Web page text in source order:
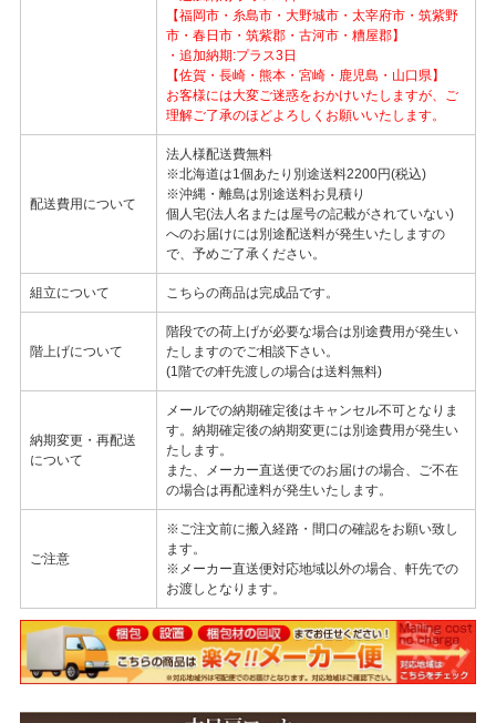
【福岡市・糸島市・大野城市・太宰府市・筑紫野
市・春日市・筑紫郡・古河市・糟屋郡】
・追加納期:プラス3日
【佐賀・長崎・熊本・宮崎・鹿児島・山口県】
お客様には大変ご迷惑をおかけいたしますが、ご
理解ご了承のほどよろしくお願いいたします。
配送費用について
法人様配送費無料
※北海道は1個あたり別途送料2200円(税込)
※沖縄・離島は別途送料お見積り
個人宅(法人名または屋号の記載がされていない)
へのお届けには別途配送料が発生いたしますの
で、予めご了承ください。
組立について こちらの商品は完成品です。
階上げについて
階段での荷上げが必要な場合は別途費用が発生い
たしますのでご相談下さい。
(1階での軒先渡しの場合は送料無料)
納期変更・再配送
について
メールでの納期確定後はキャンセル不可となりま
す。納期確定後の納期変更には別途費用が発生い
たします。
また、メーカー直送便でのお届けの場合、ご不在
の場合は再配達料が発生いたします。
ご注意
※ご注文前に搬入経路・間口の確認をお願い致し
ます。
※メーカー直送便対応地域以外の場合、軒先での
お渡しとなります。